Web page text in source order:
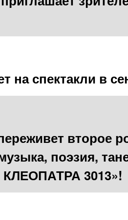
на спектакли в
второе
поэзия,
3013»!